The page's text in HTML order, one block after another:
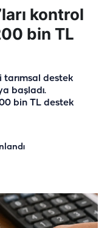
kontrol
bin TL
tarımsal destek
başladı.
bin TL destek